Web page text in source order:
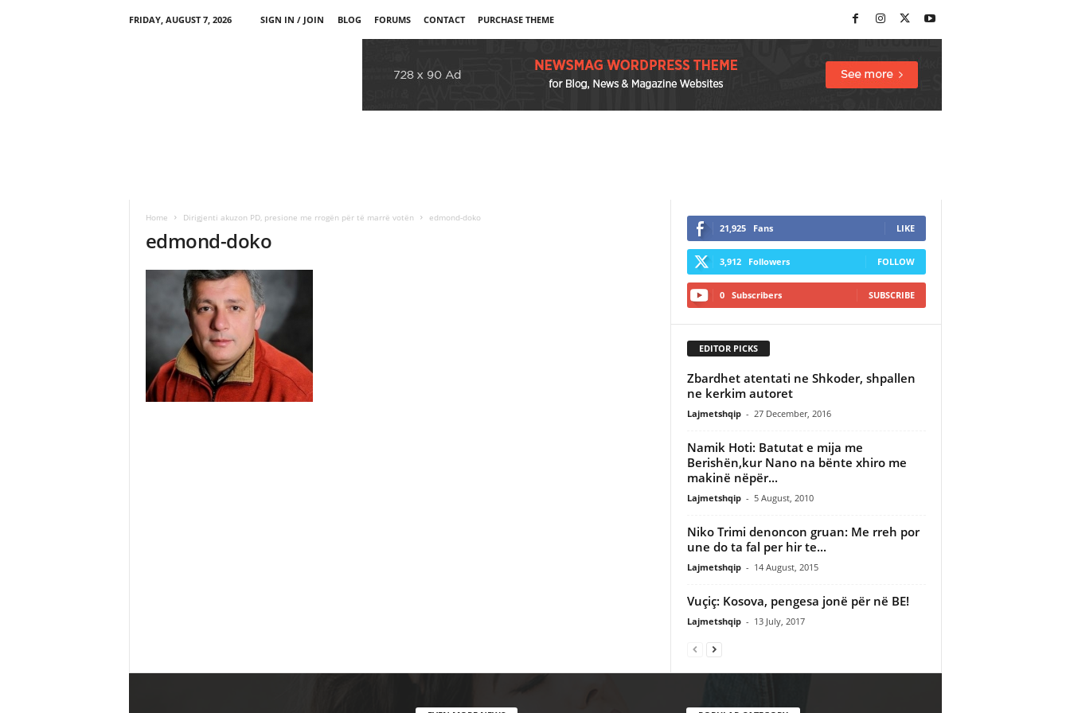
FRIDAY, AUGUST 7, 2026 SIGN IN / JOIN BLOG FORUMS CONTACT PURCHASE THEME
Home Dirigjenti akuzon PD, presione me rrogën për të marrë votën edmond-doko
edmond-doko 21,925 Fans LIKE
3,912 Followers FOLLOW
0 Subscribers SUBSCRIBE
EDITOR PICKS
Zbardhet atentati ne Shkoder, shpallen
ne kerkim autoret
Lajmetshqip - 27 December, 2016
Namik Hoti: Batutat e mija me
Berishën,kur Nano na bënte xhiro me
makinë nëpër...
Lajmetshqip - 5 August, 2010
Niko Trimi denoncon gruan: Me rreh por
une do ta fal per hir te...
Lajmetshqip - 14 August, 2015
Vuçiç: Kosova, pengesa jonë për në BE!
Lajmetshqip - 13 July, 2017